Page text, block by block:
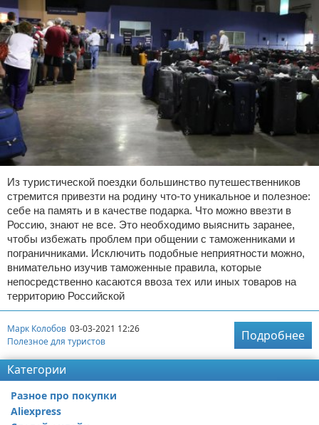
Из туристической поездки большинство путешественников
стремится привезти на родину что-то уникальное и полезное:
себе на память и в качестве подарка. Что можно ввезти в
Россию, знают не все. Это необходимо выяснить заранее,
чтобы избежать проблем при общении с таможенниками и
пограничниками. Исключить подобные неприятности можно,
внимательно изучив таможенные правила, которые
непосредственно касаются ввоза тех или иных товаров на
территорию Российской
Марк Колобов 03-03-2021 12:26
Полезное для туристов
Подробнее
Категории
Разное про покупки
Aliexpress